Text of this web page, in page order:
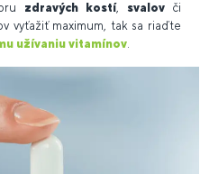
zdravých kostí, svalov či
vyťažiť maximum, tak sa riaďte
užívaniu vitamínov.